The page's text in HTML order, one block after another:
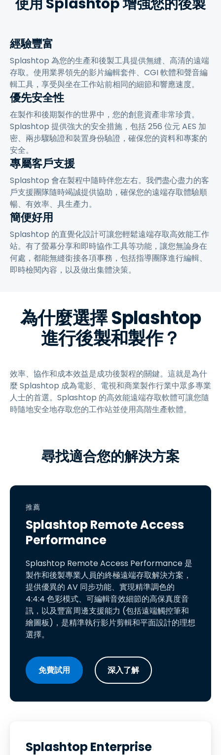
經驗豐富
Splashtop 為您的生產和後製工具提供無縫、高清的遠端
存取。使用業界領先的影片編輯套件、CGI 軟體和聲音編
輯工具，享受與坐在工作站前相同的細節和響應速度。
優先安全性
在製作和後期製作的世界中，您的創意資產非常珍貴。
Splashtop 提供強大的安全措施，包括 256 位元 AES 加
密、兩步驟驗證和裝置身份驗證，確保您的資料和專案的
安全。
專屬客戶支援
Splashtop 會在製程中隨時伴您左右。我們盡心盡力的客
戶支援團隊隨時竭誠提供協助，確保您的遠端存取體驗順
暢、有效率、具生產力。
簡便好用
Splashtop 的直覺化設計可讓您輕鬆遠端存取高效能工作
站。有了螢幕分享和即時協作工具等功能，讓您無論身在
何處，都能無縫銜接各項事務，包括指導團隊進行編輯、
即時檢閱內容，以及做出集體決策。
為什麼選擇 Splashtop
進行後製和製作？
效率、協作和成本效益是成功後製程的關鍵。這就是為什
麼 Splashtop 成為電影、電視和商業製作行業中眾多專業
人士的首選。Splashtop 的高效能遠端存取軟體可讓您隨
時隨地安全地存取您的工作站並使用高階生產軟體。
尋找適合您的解決方案
推薦
Splashtop Remote Access
Performance
Splashtop Remote Access Performance 是
製作和後製專業人員的終極遠端存取解決方案，
提供優異的 AV 同步功能、實現精準調色的
4:4:4 色彩模式、可編輯音效細節的高保真度音
訊，以及豐富周邊支援能力 (包括遠端觸控筆和
繪圖板)，是精準執行影片剪輯和平面設計的理想
選擇。
免費試用 深入了解
Splashtop Enterprise